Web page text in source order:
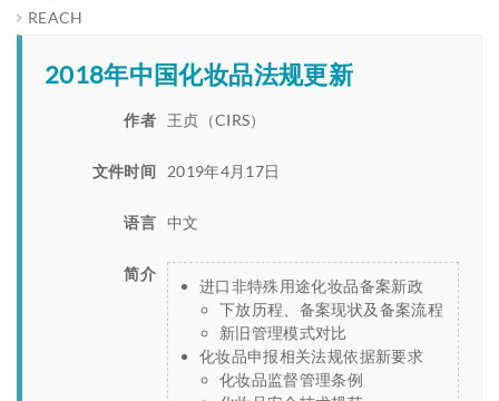
REACH
2018年中国化妆品法规更新
作者 王贞（CIRS）
文件时间 2019年4月17日
语言 中文
简介
进口非特殊用途化妆品备案新政
下放历程、备案现状及备案流程
新旧管理模式对比
化妆品申报相关法规依据新要求
化妆品监督管理条例